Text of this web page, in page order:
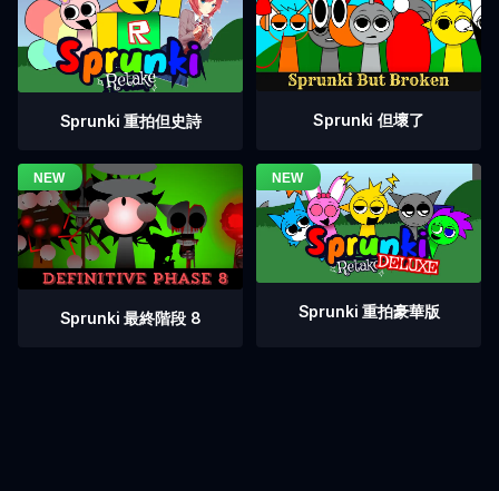
Sprunki 重拍但史詩 Sprunki 但壞了
Sprunki 最終階段 8 Sprunki 重拍豪華版